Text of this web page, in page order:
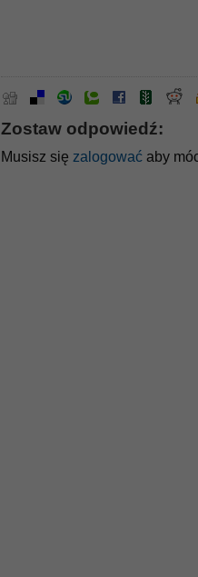
Zostaw odpowiedź:
Musisz się zalogować aby